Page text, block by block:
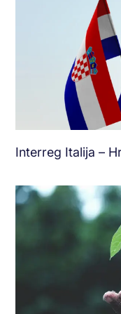
Interreg Italija –